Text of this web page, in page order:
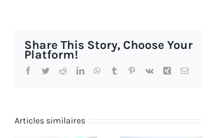
Share This Story, Choose Your
Platform!
Facebook
TwitterRedditLinkedInWhatsApp
Tumblr Pinterest
Vk Xing Email
Articles similaires